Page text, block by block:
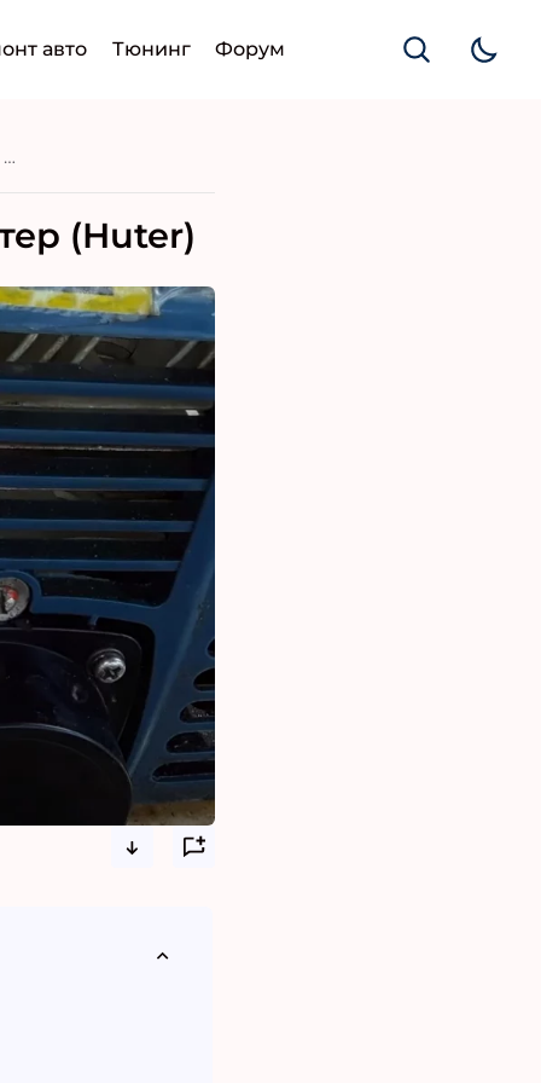
авто Тюнинг Форум
Регулировка карбюратора триммера Xутер (Huter)
(Huter)